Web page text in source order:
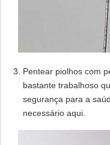
Pentear piolhos com
bastante trabalhoso
segurança para a
necessário aqui.